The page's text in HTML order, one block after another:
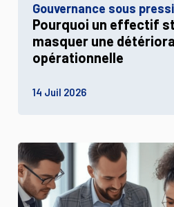
Gouvernance sous
Pourquoi un effectif
masquer une
opérationnelle
14 Juil 2026